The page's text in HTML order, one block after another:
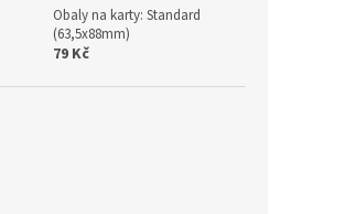
Obaly na karty: Standard
(63,5x88mm)
79 Kč